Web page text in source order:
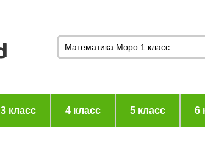
3 класс 4 класс 5 класс 6